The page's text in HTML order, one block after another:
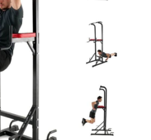
permet une
installation flexible,
même dans un angle,
sans sacrifier
d'espace.